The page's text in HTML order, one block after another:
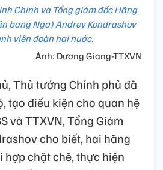
TTXVN đã ký Thỏa thuận
đoạn mới, tập trung hợp
vực chuyển đổi số, trao
tin giả…